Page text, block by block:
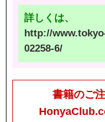
詳しくは、
http://
02258-6/
書籍のご